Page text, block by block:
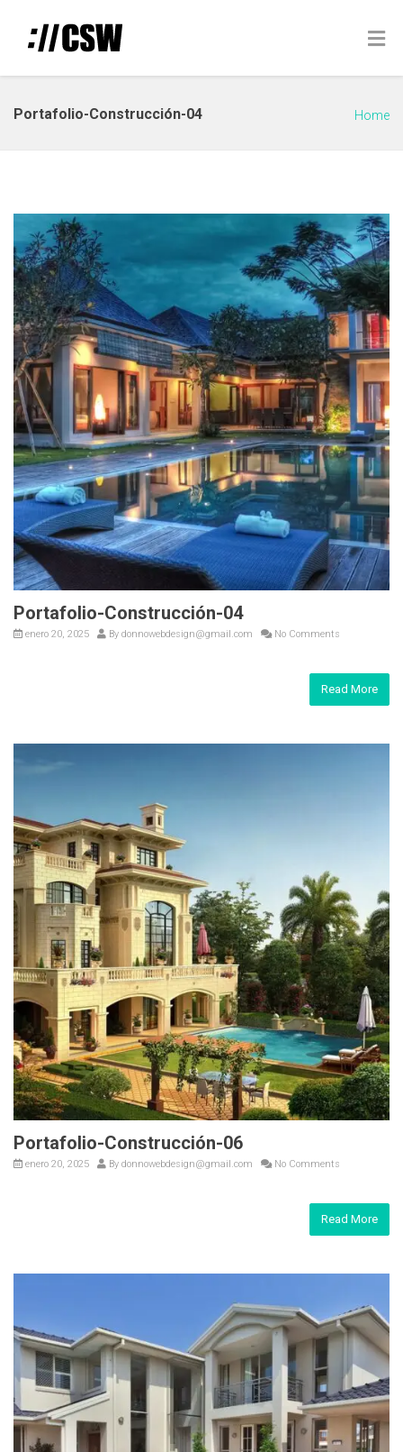
Portafolio-Construcción-04 Home
Portafolio-Construcción-04
enero 20, 2025 By donnowebdesign@gmail.com No Comments
Read More
Portafolio-Construcción-06
enero 20, 2025 By donnowebdesign@gmail.com No Comments
Read More